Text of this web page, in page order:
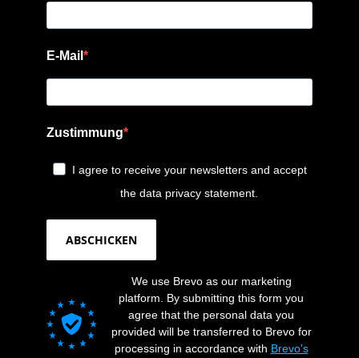
E-Mail
Zustimmung
I agree to receive your newsletters and accept
the data privacy statement.
ABSCHICKEN
We use Brevo as our marketing
platform. By submitting this form you
agree that the personal data you
provided will be transferred to Brevo for
processing in accordance with Brevo's